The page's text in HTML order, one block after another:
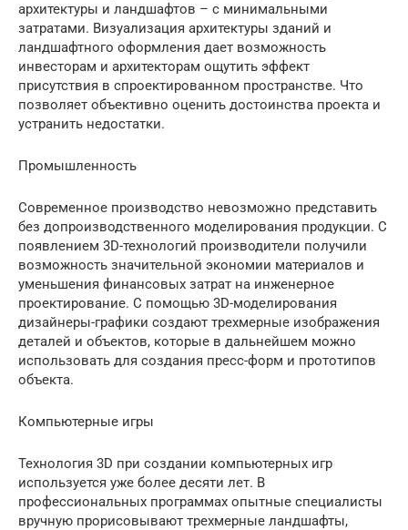
архитектуры и ландшафтов – с минимальными
затратами. Визуализация архитектуры зданий и
ландшафтного оформления дает возможность
инвесторам и архитекторам ощутить эффект
присутствия в спроектированном пространстве. Что
позволяет объективно оценить достоинства проекта и
устранить недостатки.
Промышленность
Современное производство невозможно представить
без допроизводственного моделирования продукции. С
появлением 3D-теxнологий производители получили
возможность значительной экономии материалов и
уменьшения финансовых затрат на инженерное
проектирование. С помощью 3D-моделирования
дизайнеры-графики создают трехмерные изображения
деталей и объектов, которые в дальнейшем можно
использовать для создания пресс-форм и прототипов
объекта.
Компьютерные игры
Технология 3D при создании компьютерных игр
используется уже более десяти лет. В
профессиональных программах опытные специалисты
вручную прорисовывают трехмерные ландшафты,